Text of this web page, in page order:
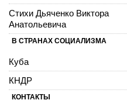
Стихи Дьяченко Виктора
Анатольевича
В СТРАНАХ СОЦИАЛИЗМА
Куба
КНДР
КОНТАКТЫ